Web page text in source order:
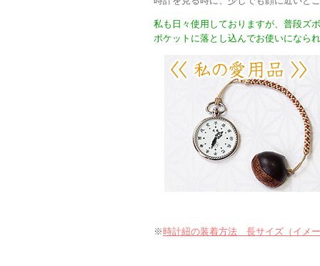
私も日々使用しておりますが、普段ズ
ポケットに落とし込んでお使いになら
※ 時計紐の装着方法 長サイズ（イメ